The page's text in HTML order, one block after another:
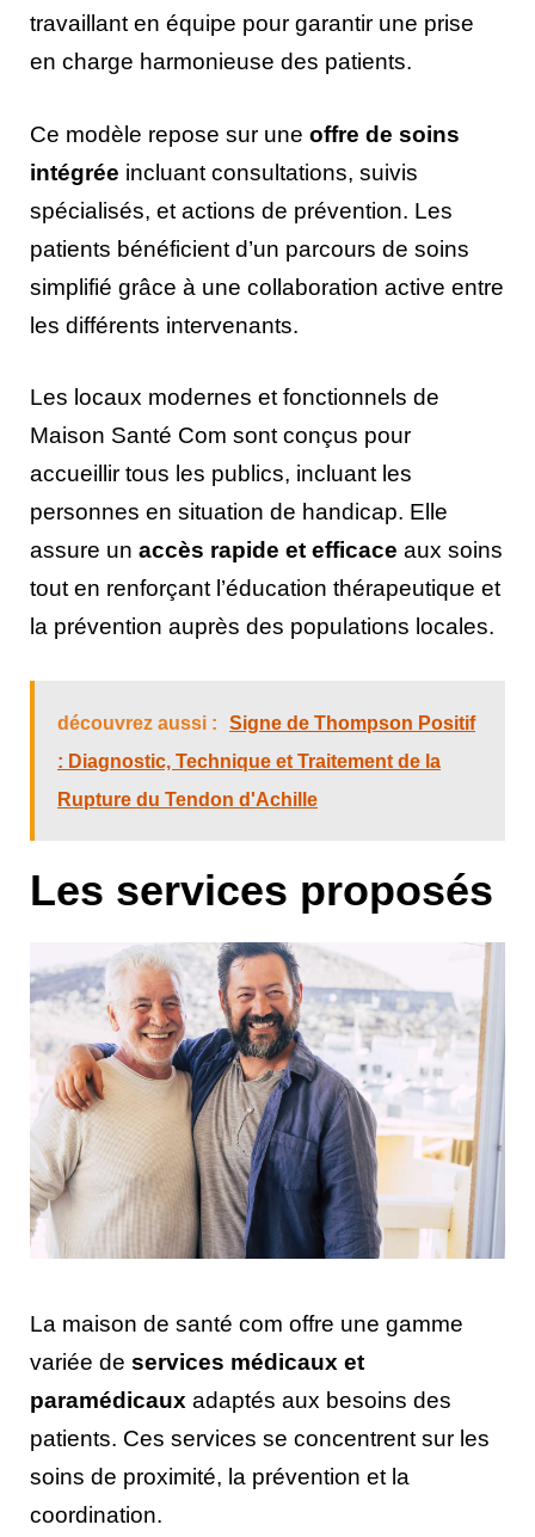
travaillant en équipe pour garantir une prise
en charge harmonieuse des patients.
Ce modèle repose sur une offre de soins
intégrée incluant consultations, suivis
spécialisés, et actions de prévention. Les
patients bénéficient d’un parcours de soins
simplifié grâce à une collaboration active entre
les différents intervenants.
Les locaux modernes et fonctionnels de
Maison Santé Com sont conçus pour
accueillir tous les publics, incluant les
personnes en situation de handicap. Elle
assure un accès rapide et efficace aux soins
tout en renforçant l’éducation thérapeutique et
la prévention auprès des populations locales.
découvrez aussi :
Signe de Thompson Positif
: Diagnostic, Technique et Traitement de la
Rupture du Tendon d'Achille
Les services proposés
La maison de santé com offre une gamme
variée de services médicaux et
paramédicaux adaptés aux besoins des
patients. Ces services se concentrent sur les
soins de proximité, la prévention et la
coordination.